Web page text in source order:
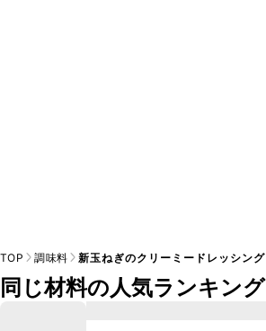
TOP 調味料 新玉ねぎのクリーミードレッシング
同じ材料の人気ランキング